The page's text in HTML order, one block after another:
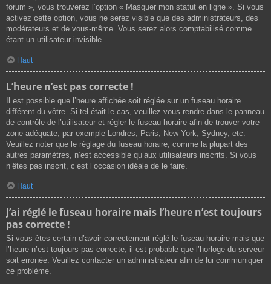
forum », vous trouverez l’option « Masquer mon statut en ligne ». Si vous
activez cette option, vous ne serez visible que des administrateurs, des
modérateurs et de vous-même. Vous serez alors comptabilisé comme
étant un utilisateur invisible.
Haut
L’heure n’est pas correcte !
Il est possible que l’heure affichée soit réglée sur un fuseau horaire
différent du vôtre. Si tel était le cas, veuillez vous rendre dans le panneau
de contrôle de l’utilisateur et régler le fuseau horaire afin de trouver votre
zone adéquate, par exemple Londres, Paris, New York, Sydney, etc.
Veuillez noter que le réglage du fuseau horaire, comme la plupart des
autres paramètres, n’est accessible qu’aux utilisateurs inscrits. Si vous
n’êtes pas inscrit, c’est l’occasion idéale de le faire.
Haut
J’ai réglé le fuseau horaire mais l’heure n’est toujours
pas correcte !
Si vous êtes certain d’avoir correctement réglé le fuseau horaire mais que
l’heure n’est toujours pas correcte, il est probable que l’horloge du serveur
soit erronée. Veuillez contacter un administrateur afin de lui communiquer
ce problème.